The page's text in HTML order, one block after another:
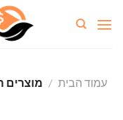
עמוד הבית /